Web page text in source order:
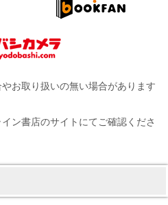
お取り扱いの無い場合があります
ン書店のサイトにてご確認くださ